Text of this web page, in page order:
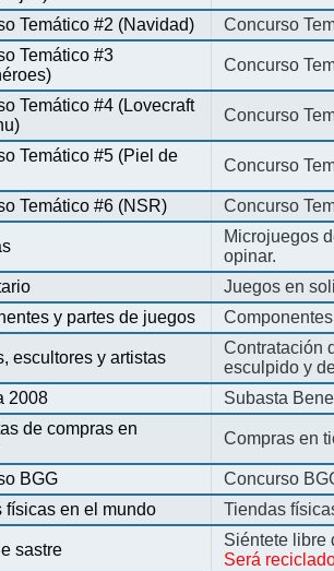
Temático #2 (Navidad)
Concurso
Temático #3
Concurso
Temático #4 (Lovecraft
Concurso
Temático #5 (Piel de
Concurso
Temático #6 (NSR) Concurso
Microjuegos
opinar.
Juegos en
y partes de juegos
escultores y artistas
Contratación
esculpido y
2008
Subasta
de compras en
Compras en
BGG
Concurso
físicas en el mundo
Tiendas
sastre
Siéntete libre
Será